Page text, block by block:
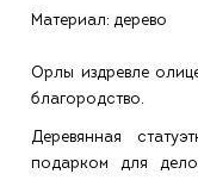
Материал: дерево
Орлы издревле
благородство.
Деревянная
подарком для